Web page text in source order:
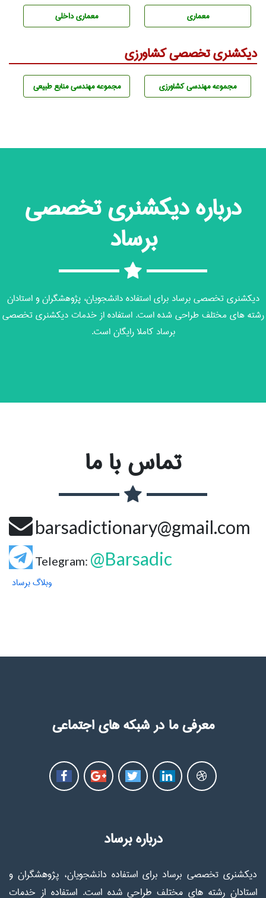
معماری معماری داخلی
دیکشنری تخصصی کشاورزی
مجموعه مهندسی كشاورزی مجموعه مهندسی منابع طبيعی
درباره دیکشنری تخصصی
برساد
دیکشنری تخصصی برساد برای استفاده دانشجویان، پژوهشگران و استادان
رشته های مختلف طراحی شده است. استفاده از خدمات دیکشنری تخصصی
برساد کاملا رایگان است.
تماس با ما
barsadictionary@gmail.com
Telegram: @Barsadic
وبلاگ برساد
معرفی ما در شبکه های اجتماعی
درباره برساد
دیکشنری تخصصی برساد برای استفاده دانشجویان، پژوهشگران و
استادان رشته های مختلف طراحی شده است. استفاده از خدمات